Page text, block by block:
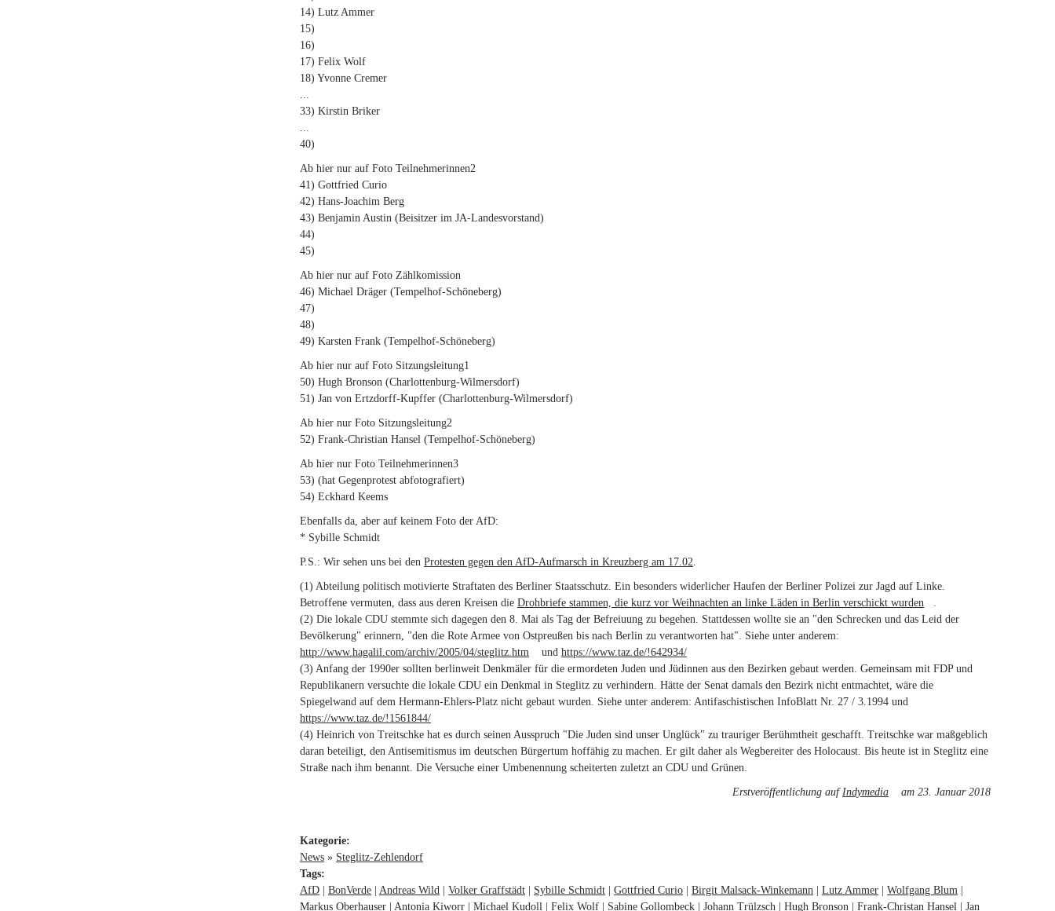
14) Lutz Ammer
15)
16)
17) Felix Wolf
18) Yvonne Cremer
...
33) Kirstin Briker
...
40)
Ab hier nur auf Foto Teilnehmerinnen2
41) Gottfried Curio
42) Hans-Joachim Berg
43) Benjamin Austin (Beisitzer im JA-Landesvorstand)
44)
45)
Ab hier nur auf Foto Zählkomission
46) Michael Dräger (Tempelhof-Schöneberg)
47)
48)
49) Karsten Frank (Tempelhof-Schöneberg)
Ab hier nur auf Foto Sitzungsleitung1
50) Hugh Bronson (Charlottenburg-Wilmersdorf)
51) Jan von Ertzdorff-Kupffer (Charlottenburg-Wilmersdorf)
Ab hier nur Foto Sitzungsleitung2
52) Frank-Christian Hansel (Tempelhof-Schöneberg)
Ab hier nur Foto Teilnehmerinnen3
53) (hat Gegenprotest abfotografiert)
54) Eckhard Keems
Ebenfalls da, aber auf keinem Foto der AfD:
* Sybille Schmidt
P.S.: Wir sehen uns bei den Protesten gegen den AfD-Aufmarsch in Kreuzberg am 17.02.
(1) Abteilung politisch motivierte Straftaten des Berliner Staatsschutz. Ein besonders widerlicher Haufen der Berliner Polizei zur Jagd auf Linke.
Betroffene vermuten, dass aus deren Kreisen die Drohbriefe stammen, die kurz vor Weihnachten an linke Läden in Berlin verschickt wurden (link is
external)
.
(2) Die lokale CDU stemmte sich dagegen den 8. Mai als Tag der Befreiuung zu begehen. Stattdessen wollte sie an "den Schrecken und das Leid der
Bevölkerung" erinnern, "den die Rote Armee von Ostpreußen bis nach Berlin zu verantworten hat". Siehe unter anderem:
http://www.hagalil.com/archiv/2005/04/steglitz.htm (link is external)
und https://www.taz.de/!642934/
(3) Anfang der 1990er sollten berlinweit Denkmäler für die ermordeten Juden und Jüdinnen aus den Bezirken gebaut werden. Gemeinsam mit FDP und
Republikanern versuchte die lokale CDU ein Denkmal in Steglitz zu verhindern. Hätte der Senat damals den Bezirk nicht entmachtet, wäre die
Spiegelwand auf dem Hermann-Ehlers-Platz nicht gebaut wurden. Siehe unter anderem: Antifaschistischen InfoBlatt Nr. 27 / 3.1994 und
https://www.taz.de/!1561844/
(4) Heinrich von Treitschke hat es durch seinen Ausspruch "Die Juden sind unser Unglück" zu trauriger Berühmtheit geschafft. Treitschke war maßgeblich
daran beteiligt, den Antisemitismus im deutschen Bürgertum hoffähig zu machen. Er gilt daher als Wegbereiter des Holocaust. Bis heute ist in Steglitz eine
Straße nach ihm benannt. Die Versuche einer Umbenennung scheiterten zuletzt an CDU und Grünen.
Erstveröffentlichung aufIndymedia (link is external)
am 23. Januar 2018
Kategorie:
News » Steglitz-Zehlendorf
Tags:
AfD
BonVerde Andreas Wild Volker Graffstädt Sybille Schmidt Gottfried Curio Birgit Malsack-Winkemann Lutz Ammer
Wolfgang Blum
Markus Oberhauser
Antonia Kiworr Michael Kudoll Felix Wolf Sabine Gollombeck Johann Trülzsch Hugh Bronson Frank-Christan Hansel Jan